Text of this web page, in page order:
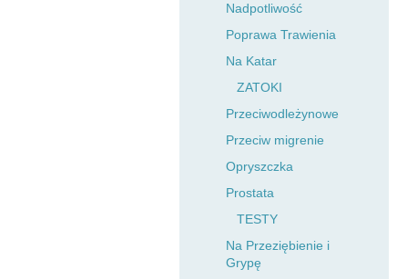
Nadpotliwość
Poprawa Trawienia
Na Katar
ZATOKI
Przeciwodleżynowe
Przeciw migrenie
Opryszczka
Prostata
TESTY
Na Przeziębienie i
Grypę